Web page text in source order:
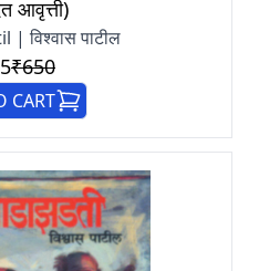
आवृत्ती)
विश्वास पाटील
₹650
CART